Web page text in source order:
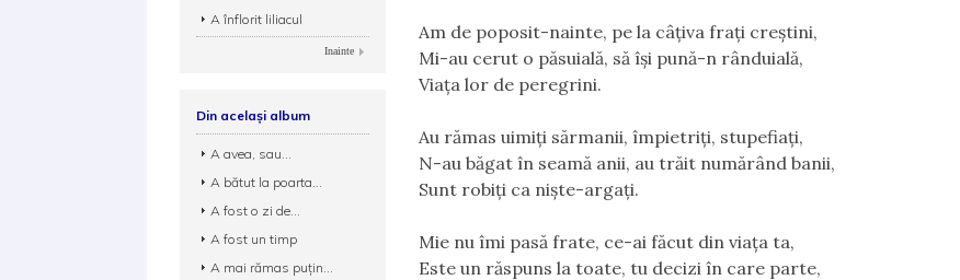
Am de poposit-nainte, pe la câţiva fraţi creştini,
Mi-au cerut o păsuială, să îşi pună-n rânduială,
Viaţa lor de peregrini.
Au rămas uimiţi sărmanii, împietriţi, stupefiaţi,
N-au băgat în seamă anii, au trăit numărând banii,
Sunt robiţi ca nişte-argaţi.
Mie nu îmi pasă frate, ce-ai făcut din viaţa ta,
Este un răspuns la toate, tu decizi în care parte,
A înflorit liliacul
Inainte
Din același album
A avea, sau...
A bătut la poarta...
A fost o zi de...
A fost un timp
A mai rămas puţin...